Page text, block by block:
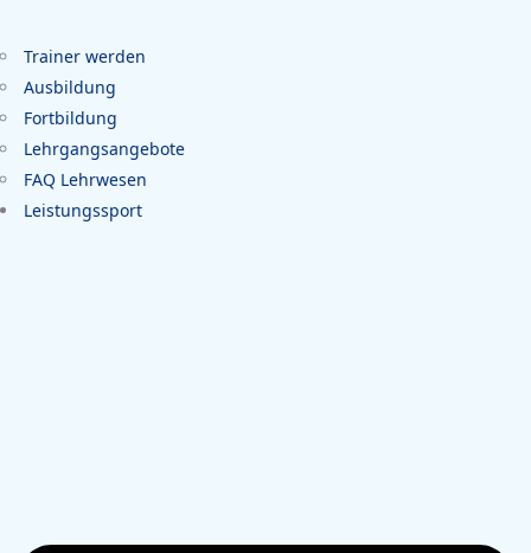
Trainer werden
Ausbildung
Fortbildung
Lehrgangsangebote
FAQ Lehrwesen
Leistungssport